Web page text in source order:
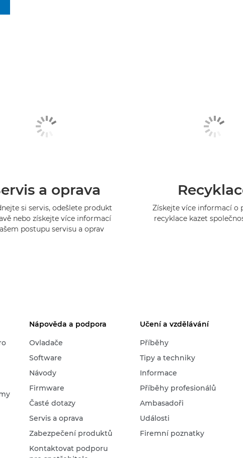
a oprava
si servis, odešlete produkt
nebo získejte více informací
postupu servisu a oprav
Získejte více informací o
recyklace kazet
Nápověda a podpora
Ovladače
Software
Návody
Firmware
Časté dotazy
Servis a oprava
Zabezpečení produktů
Kontaktovat podporu
Učení a vzdělávání
Příběhy
Tipy a techniky
Informace
Příběhy profesionálů
Ambasadoři
Události
Firemní poznatky